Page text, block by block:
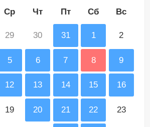
Ср Чт Пт Сб Вс
29 30 31 1 2
5 6 7 8 9
12 13 14 15 16
19 20 21 22 23